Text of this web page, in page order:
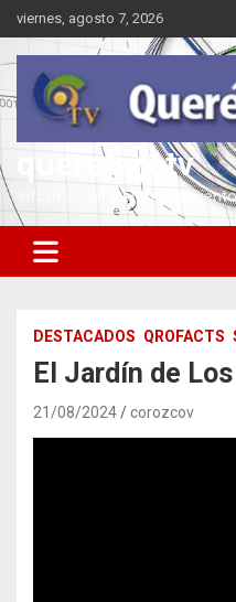
Saltar
al
contenido
viernes, agosto 7, 2026
queretarotv
Información y entretenimiento
DESTACADOS QROFACTS
El Jardín de
21/08/2024 corozcov